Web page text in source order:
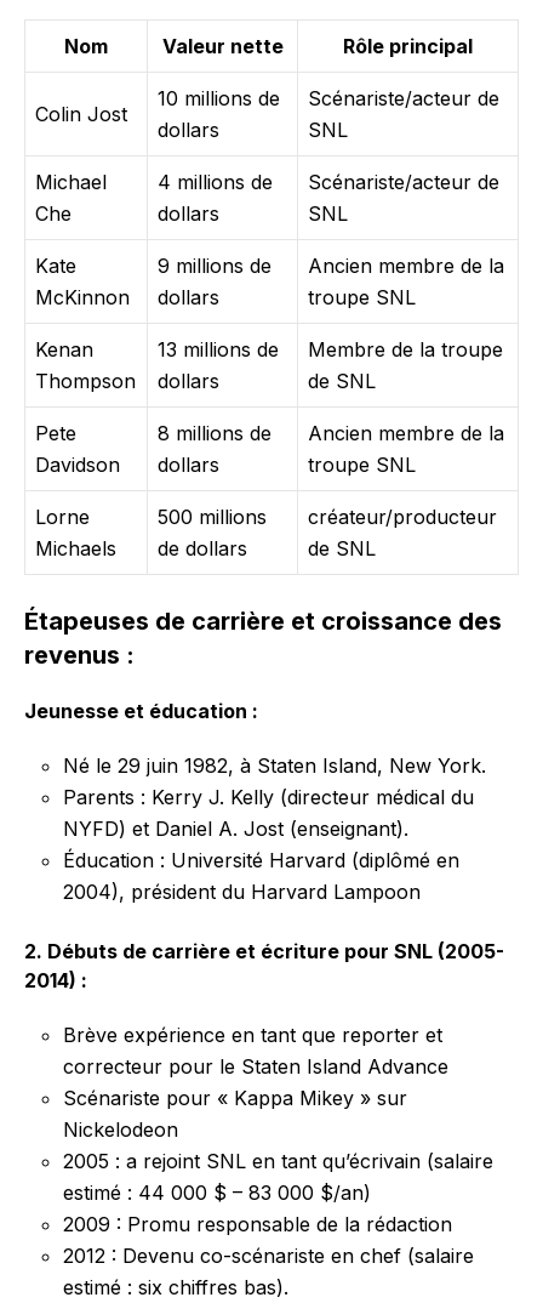
Nom Valeur nette Rôle principal
Colin Jost
10 millions de
dollars
Scénariste/acteur de
SNL
Michael
Che
4 millions de
dollars
Scénariste/acteur de
SNL
Kate
McKinnon
9 millions de
dollars
Ancien membre de la
troupe SNL
Kenan
Thompson
13 millions de
dollars
Membre de la troupe
de SNL
Pete
Davidson
8 millions de
dollars
Ancien membre de la
troupe SNL
Lorne
Michaels
500 millions
de dollars
créateur/producteur
de SNL
Étapeuses de carrière et croissance des
revenus :
Jeunesse et éducation :
Né le 29 juin 1982, à Staten Island, New York.
Parents : Kerry J. Kelly (directeur médical du
NYFD) et Daniel A. Jost (enseignant).
Éducation : Université Harvard (diplômé en
2004), président du Harvard Lampoon
2. Débuts de carrière et écriture pour SNL (2005-
2014) :
Brève expérience en tant que reporter et
correcteur pour le Staten Island Advance
Scénariste pour « Kappa Mikey » sur
Nickelodeon
2005 : a rejoint SNL en tant qu’écrivain (salaire
estimé : 44 000 $ – 83 000 $/an)
2009 : Promu responsable de la rédaction
2012 : Devenu co-scénariste en chef (salaire
estimé : six chiffres bas).